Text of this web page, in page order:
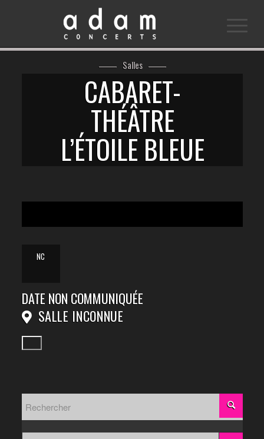
Salles
CABARET-
THÉÂTRE
L’ÉTOILE BLEUE
NC
DATE NON COMMUNIQUÉE
SALLE INCONNUE